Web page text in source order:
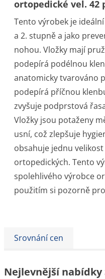
ortopedické vel. 42
Tento výrobek je
a 2. stupně a jako
nohou. Vložky mají
podepírá podélnou
anatomicky tvarováno
podepírá příčnou
zvyšuje podprstová
Vložky jsou potaženy
usní, což zlepšuje
obsahuje jednu
ortopedických. Tento
spolehlivého výrobce
použitím si pozorně
Srovnání cen
Nejlevnější nabídky